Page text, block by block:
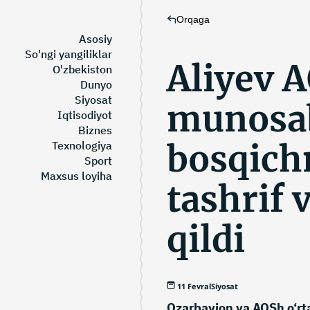
Asosiy
So'ngi yangiliklar
O'zbekiston
Dunyo
Siyosat
Iqtisodiyot
Biznes
Texnologiya
Sport
Maxsus loyiha
Orqaga
Aliyev
tashrif
qildi
11 FevralSiyosat